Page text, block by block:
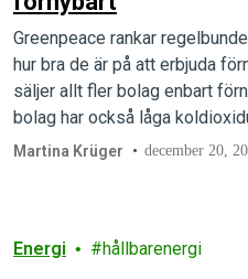
Greenpeace rankar
hur bra de är på att erbjuda
säljer allt fler bolag enbart
bolag har också låga
rankning (2009) har 15 bolag
Martina Krüger december 20,
Energi hållbarenergi